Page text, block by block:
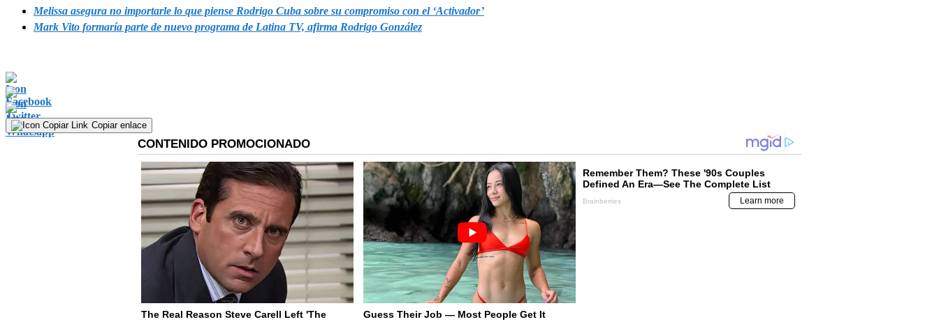
Melissa asegura no importarle lo que piense Rodrigo Cuba sobre su compromiso con el ‘Activador’
Mark Vito formaría parte de nuevo programa de Latina TV, afirma Rodrigo González
Copiar enlace